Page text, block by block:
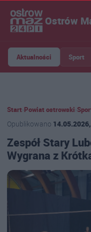
Ostrów
Aktualności Sport
Start Powiat ostrowski
Opublikowano
Zespół Stary
Wygrana z